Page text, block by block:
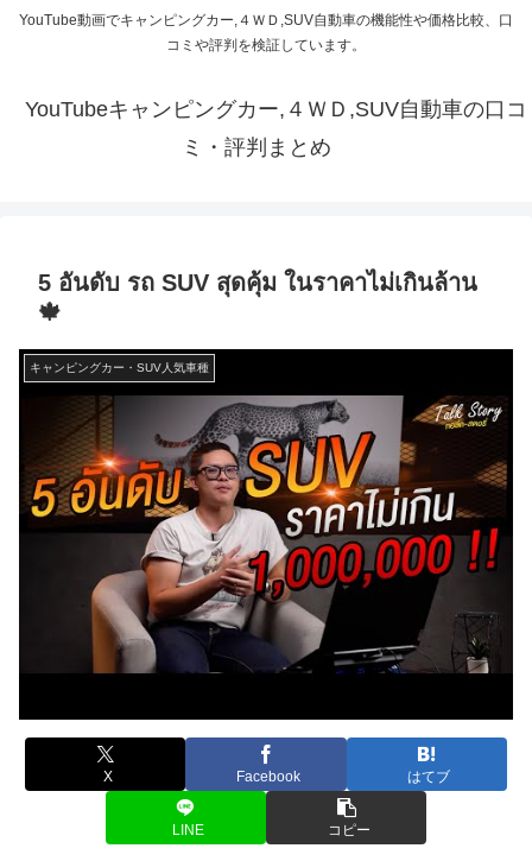
YouTube動画でキャンピングカー,４ＷＤ,SUV自動車の機能性や価格比較、口
コミや評判を検証しています。
YouTubeキャンピングカー,４ＷＤ,SUV自動車の口コ
ミ・評判まとめ
5 อันดับ รถ SUV สุดคุ้ม ในราคาไม่เกินล้าน
🍁
キャンピングカー・SUV人気車種
X Facebook はてブ
LINE コピー